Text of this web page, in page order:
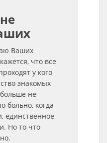
Ваших
что все
у кого
знакомых
не
больно, когда
единственное
Но то что